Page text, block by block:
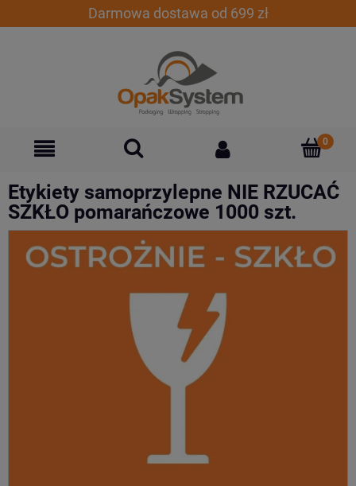
Darmowa dostawa od 699 zł
Etykiety samoprzylepne NIE RZUCAĆ
SZKŁO pomarańczowe 1000 szt.